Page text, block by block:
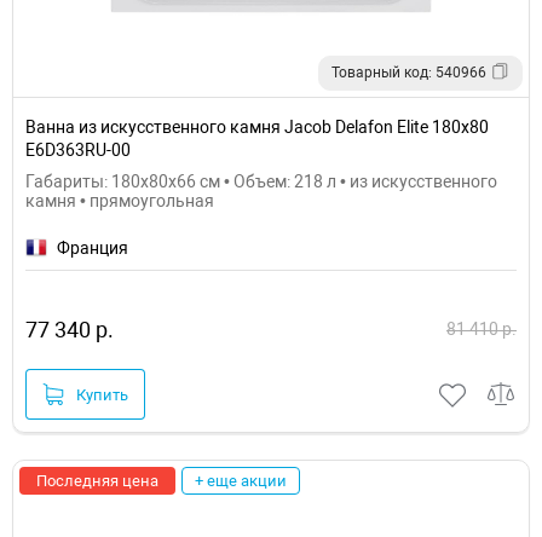
Товарный код: 540966
Ванна из искусственного камня Jacob Delafon Elite 180x80
E6D363RU-00
Габариты: 180x80x66 см • Объем: 218 л • из искусственного
камня • прямоугольная
Франция
77 340 р. 81 410 р.
Купить
Последняя цена + еще акции